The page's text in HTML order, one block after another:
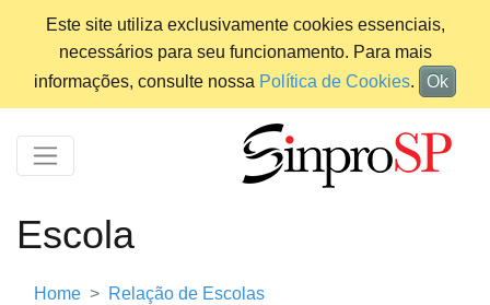
Este site utiliza exclusivamente cookies essenciais,
necessários para seu funcionamento. Para mais
informações, consulte nossa Política de Cookies. Ok
Escola
Home
Relação de Escolas